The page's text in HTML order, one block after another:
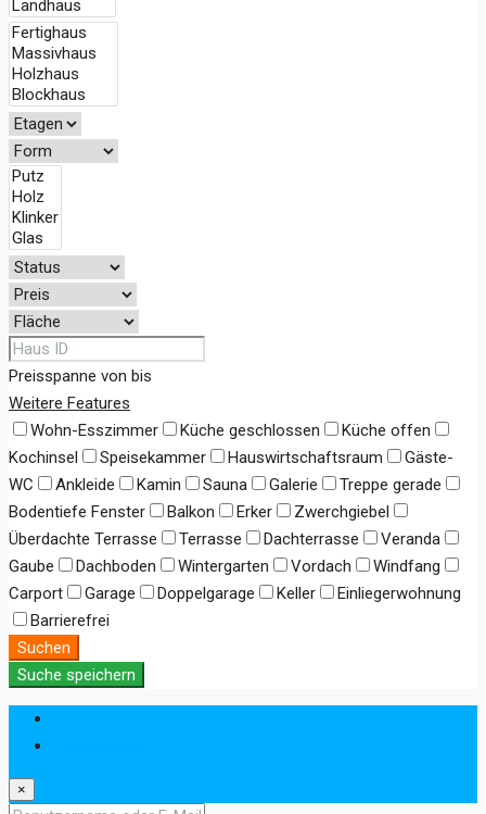
Preisspanne von bis
Weitere Features
Wohn-Esszimmer
Küche geschlossen
Küche offen
Kochinsel
Speisekammer Hauswirtschaftsraum
Gäste-
WC
Ankleide Kamin Sauna Galerie
Treppe gerade
Bodentiefe Fenster
Balkon Erker
Zwerchgiebel
Überdachte Terrasse
Terrasse Dachterrasse
Veranda
Gaube
Dachboden Wintergarten Vordach
Windfang
Carport
Garage Doppelgarage Keller
Einliegerwohnung
Barrierefrei
Suchen
Suche speichern
×